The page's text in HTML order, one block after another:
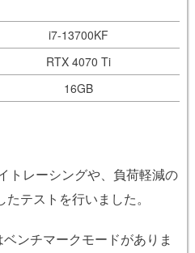
i7-13700KF
RTX 4070 Ti
16GB
トレーシングや、負荷軽減の
テストを行いました。
ンチマークモードがありま